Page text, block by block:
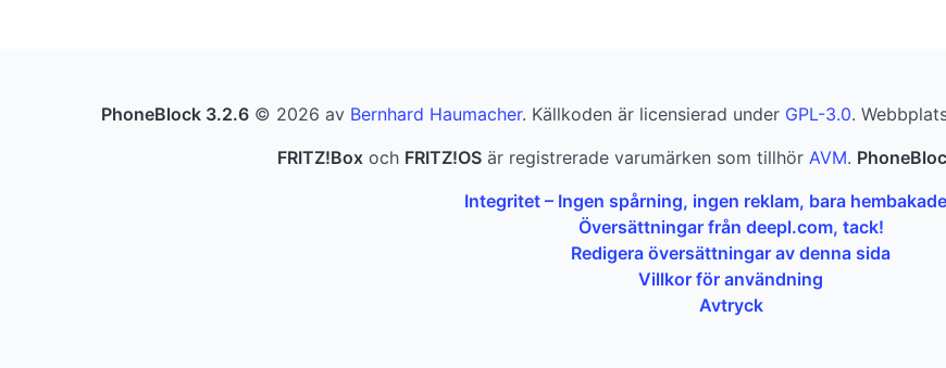
PhoneBlock 3.2.6 © 2026 av Bernhard Haumacher. Källkoden är licensierad under GPL-3.0.
FRITZ!Box och FRITZ!OS är registrerade varumärken som tillhör AVM.
Integritet – Ingen spårning, ingen reklam, bara
Översättningar från deepl.com, tack!
Redigera översättningar av denna sida
Villkor för användning
Avtryck